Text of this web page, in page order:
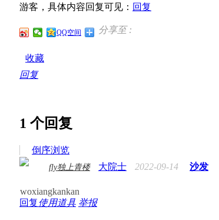
游客，具体内容回复可见： 回复
分享至 :
QQ空间
收藏
回复
1 个回复
倒序浏览
fly独上青楼 大院士 2022-09-14 沙发
woxiangkankan
回复使用道具 举报